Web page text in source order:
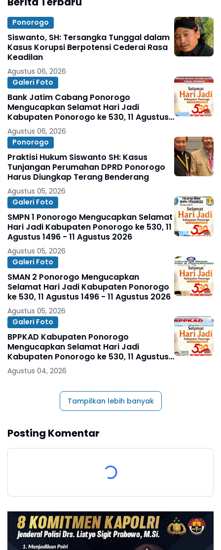
Ponorogo
Siswanto, SH: Tersangka Tunggal dalam
Kasus Korupsi Berpotensi Cederai Rasa
Keadilan
Agustus 06, 2026
Galeri Foto
Bank Jatim Cabang Ponorogo
Mengucapkan Selamat Hari Jadi
Kabupaten Ponorogo ke 530, 11 Agustus
1496 - 11 Agustus 2026
Agustus 06, 2026
Ponorogo
Praktisi Hukum Siswanto SH: Kasus
Tunjangan Perumahan DPRD Ponorogo
Harus Diungkap Terang Benderang
Agustus 05, 2026
Galeri Foto
SMPN 1 Ponorogo Mengucapkan Selamat
Hari Jadi Kabupaten Ponorogo ke 530, 11
Agustus 1496 - 11 Agustus 2026
Agustus 05, 2026
Galeri Foto
SMAN 2 Ponorogo Mengucapkan
Selamat Hari Jadi Kabupaten Ponorogo
ke 530, 11 Agustus 1496 - 11 Agustus 2026
Agustus 05, 2026
Galeri Foto
BPPKAD Kabupaten Ponorogo
Mengucapkan Selamat Hari Jadi
Kabupaten Ponorogo ke 530, 11 Agustus
1496 - 11 Agustus 2026
Agustus 04, 2026
Tampilkan lebih banyak
Posting Komentar